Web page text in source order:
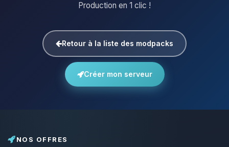
Production en 1 clic !
Retour à la liste des modpacks
Créer mon serveur
NOS OFFRES